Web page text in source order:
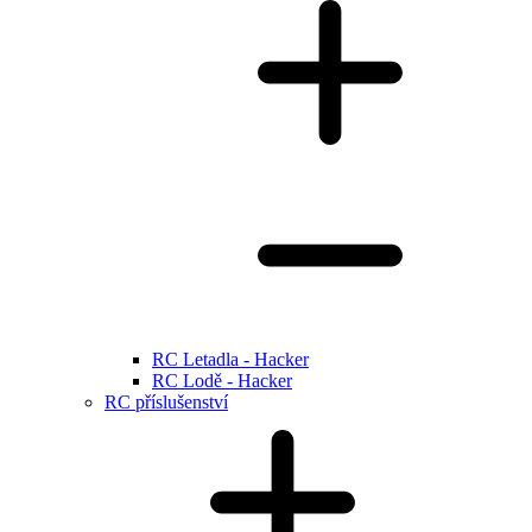
RC Letadla - Hacker
RC Lodě - Hacker
RC příslušenství